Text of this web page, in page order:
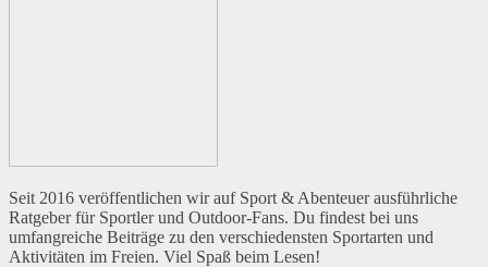
Seit 2016 veröffentlichen wir auf Sport & Abenteuer ausführliche
Ratgeber für Sportler und Outdoor-Fans. Du findest bei uns
umfangreiche Beiträge zu den verschiedensten Sportarten und
Aktivitäten im Freien. Viel Spaß beim Lesen!